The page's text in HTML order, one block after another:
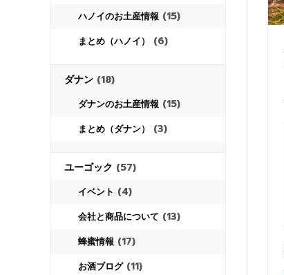
ハノイのお土産情報 (15)
まとめ（ハノイ） (6)
ダナン (18)
ダナンのお土産情報 (15)
まとめ（ダナン） (3)
ユーゴック (57)
イベント (4)
会社と商品について (13)
蜂蜜情報 (17)
お酒ブログ(11)